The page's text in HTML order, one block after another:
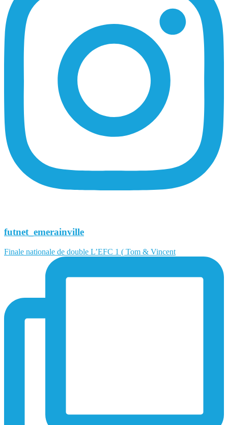
futnet_emerainville
Finale nationale de double L’EFC 1 ( Tom & Vincent